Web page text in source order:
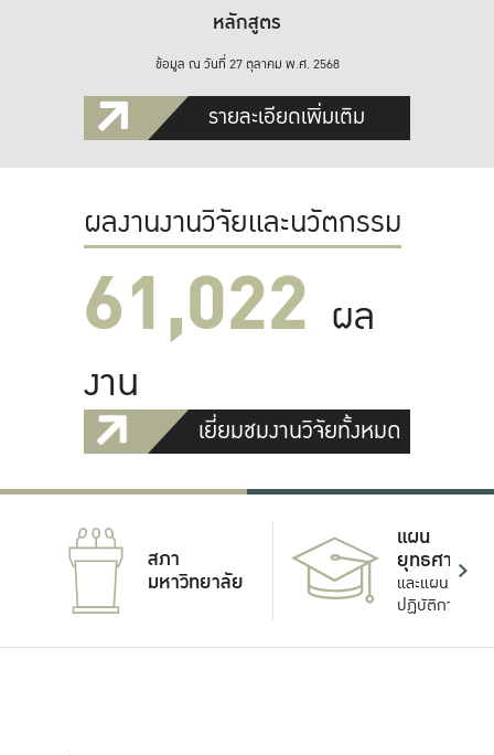
หลักสูตร
ข้อมูล ณ วันที่ 27 ตุลาคม พ.ศ. 2568
รายละเอียดเพิ่มเติม
ผลงานงานวิจัยและนวัตกรรม
61,022 ผล
งาน
เยี่ยมชมงานวิจัยทั้งหมด
สภา
มหาวิทยาลัย
แผน
ยุทธศาสตร์
และแผน
ปฏิบัติการ